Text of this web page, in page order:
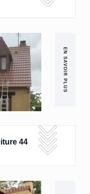
EN SAVOIR PLUS
44